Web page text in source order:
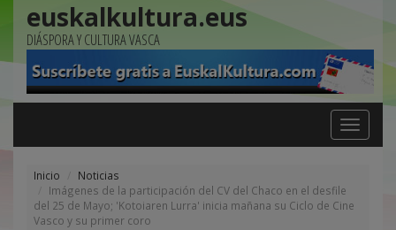
euskalkultura.eus
DIÁSPORA Y CULTURA VASCA
Toggle
navigation
Inicio
Noticias
Imágenes de la participación del CV del Chaco en el desfile
del 25 de Mayo; 'Kotoiaren Lurra' inicia mañana su Ciclo de Cine
Vasco y su primer coro